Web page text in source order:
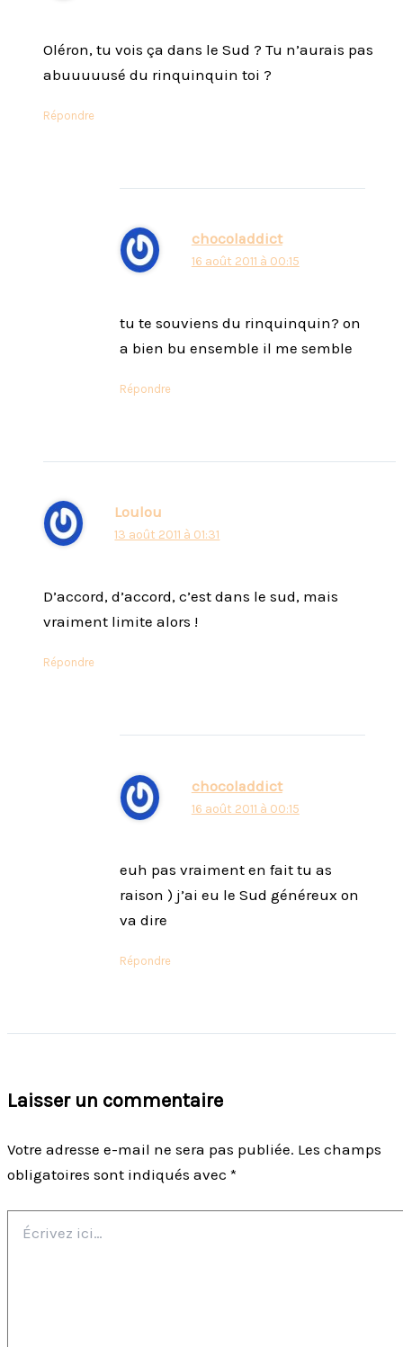
Oléron, tu vois ça dans le Sud ? Tu n’aurais pas
abuuuuusé du rinquinquin toi ?
Répondre
chocoladdict
16 août 2011 à 00:15
tu te souviens du rinquinquin? on
a bien bu ensemble il me semble
Répondre
Loulou
13 août 2011 à 01:31
D’accord, d’accord, c’est dans le sud, mais
vraiment limite alors !
Répondre
chocoladdict
16 août 2011 à 00:15
euh pas vraiment en fait tu as
raison ) j’ai eu le Sud généreux on
va dire
Répondre
Laisser un commentaire
Votre adresse e-mail ne sera pas publiée. Les champs
obligatoires sont indiqués avec *
ici…